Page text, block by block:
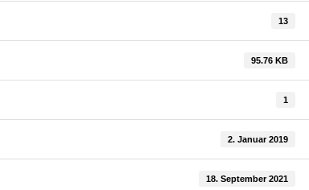
13
95.76 KB
1
2. Januar 2019
18. September 2021